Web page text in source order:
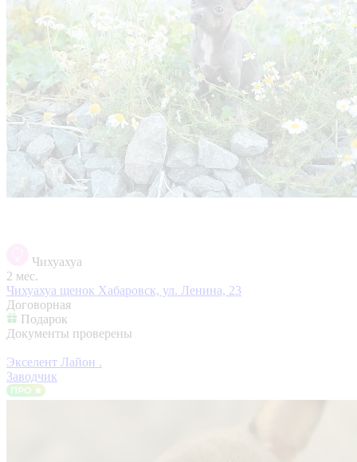
Чихуахуа
2 мес.
Чихуахуа щенок Хабаровск, ул. Ленина, 23
Договорная
Подарок
Документы проверены
Экселент Лайон .
Заводчик